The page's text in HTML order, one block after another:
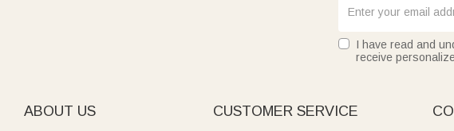
I have read and
receive
ABOUT US CUSTOMER SERVICE